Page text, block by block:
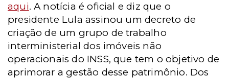
aqui. A notícia é oficial e diz que o
presidente Lula assinou um decreto de
criação de um grupo de trabalho
interministerial dos imóveis não
operacionais do INSS, que tem o objetivo de
aprimorar a gestão desse patrimônio. Dos